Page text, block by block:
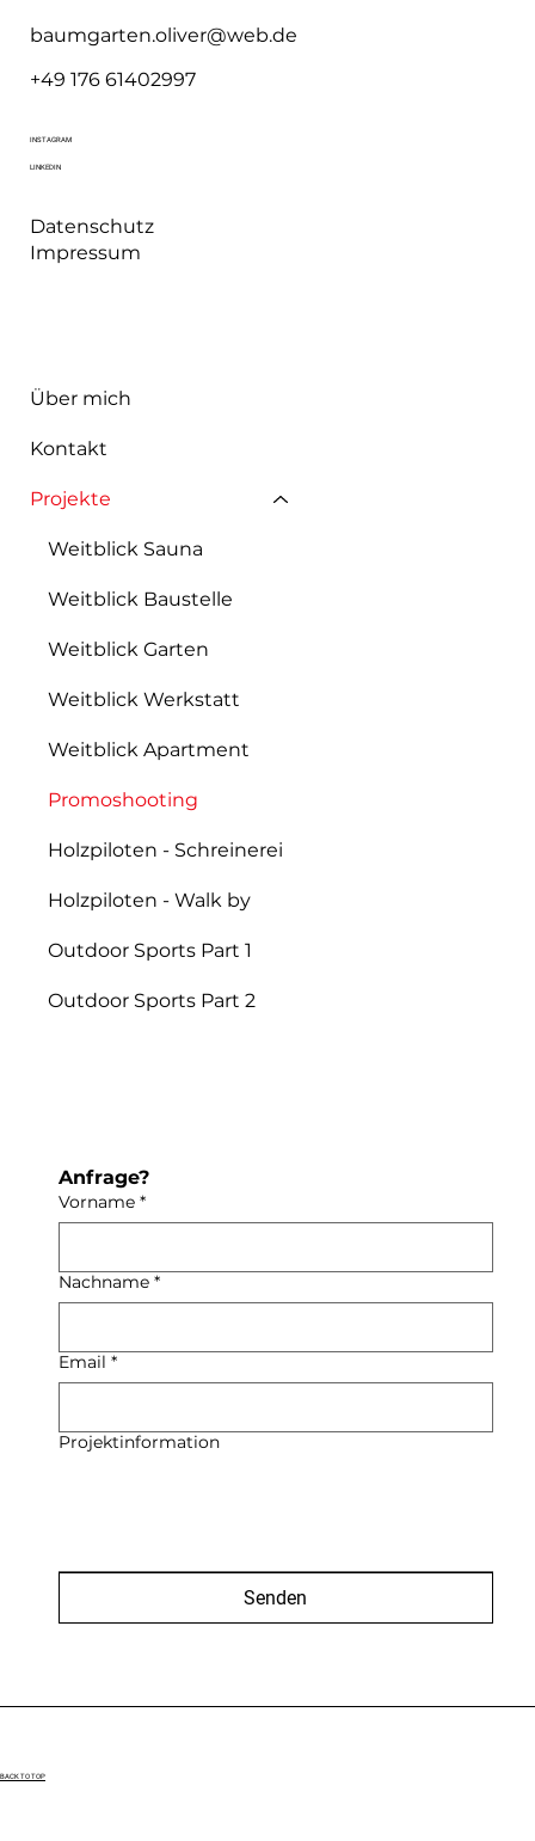
Anfrage?
Vorname *
Nachname *
Email *
Projektinformation
Senden
baumgarten.oliver@web.de
+49 176 61402997
INSTAGRAM
LINKEDIN
Datenschutz
Impressum
BACK TO TOP
Über mich
Kontakt
Projekte
Weitblick Sauna
Weitblick Baustelle
Weitblick Garten
Weitblick Werkstatt
Weitblick Apartment
Promoshooting
Holzpiloten - Schreinerei
Holzpiloten - Walk by
Outdoor Sports Part 1
Outdoor Sports Part 2